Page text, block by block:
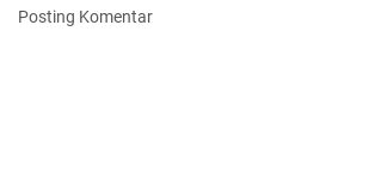
Posting Komentar